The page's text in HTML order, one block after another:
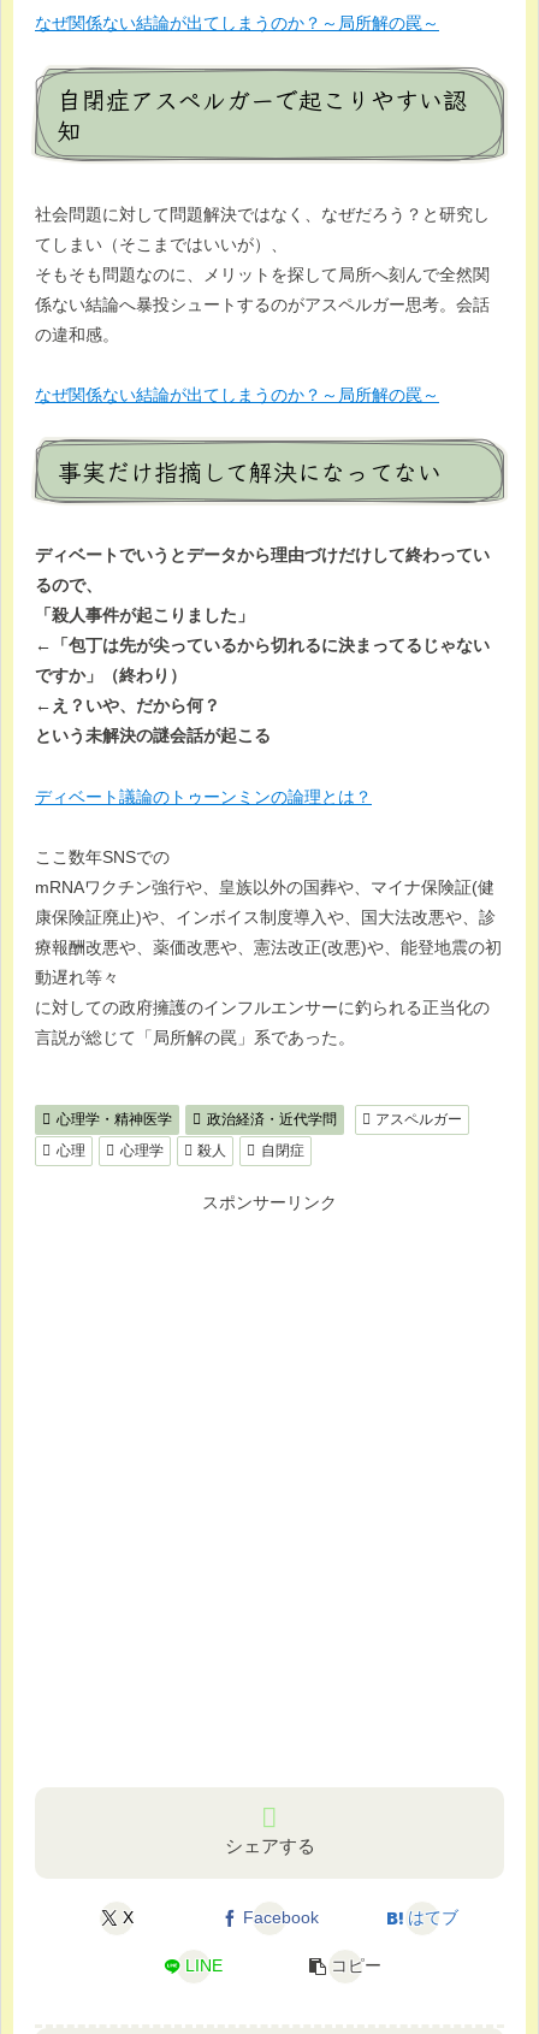
なぜ関係ない結論が出てしまうのか？～局所解の罠～
自閉症アスペルガーで起こりやすい認
知
社会問題に対して問題解決ではなく、なぜだろう？と研究し
てしまい（そこまではいいが）、
そもそも問題なのに、メリットを探して局所へ刻んで全然関
係ない結論へ暴投シュートするのがアスペルガー思考。会話
の違和感。
なぜ関係ない結論が出てしまうのか？～局所解の罠～
事実だけ指摘して解決になってない
ディベートでいうとデータから理由づけだけして終わってい
るので、
「殺人事件が起こりました」
←「包丁は先が尖っているから切れるに決まってるじゃない
ですか」（終わり）
←え？いや、だから何？
という未解決の謎会話が起こる
ディベート議論のトゥーンミンの論理とは？
ここ数年SNSでの
mRNAワクチン強行や、皇族以外の国葬や、マイナ保険証(健
康保険証廃止)や、インボイス制度導入や、国大法改悪や、診
療報酬改悪や、薬価改悪や、憲法改正(改悪)や、能登地震の初
動遅れ等々
に対しての政府擁護のインフルエンサーに釣られる正当化の
言説が総じて「局所解の罠」系であった。
心理学・精神医学 政治経済・近代学問
アスペルガー
心理
心理学 殺人 自閉症
スポンサーリンク
シェアする
X Facebook はてブ
LINE コピー